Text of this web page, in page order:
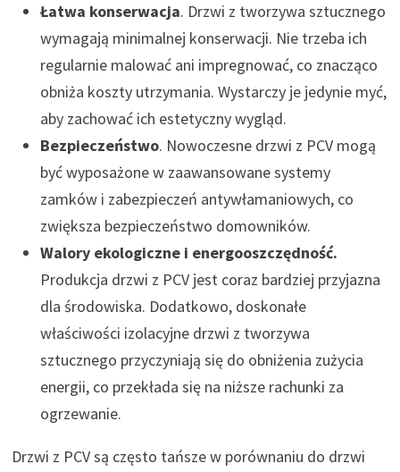
Łatwa konserwacja. Drzwi z tworzywa sztucznego
wymagają minimalnej konserwacji. Nie trzeba ich
regularnie malować ani impregnować, co znacząco
obniża koszty utrzymania. Wystarczy je jedynie myć,
aby zachować ich estetyczny wygląd.
Bezpieczeństwo. Nowoczesne drzwi z PCV mogą
być wyposażone w zaawansowane systemy
zamków i zabezpieczeń antywłamaniowych, co
zwiększa bezpieczeństwo domowników.
Walory ekologiczne i energooszczędność.
Produkcja drzwi z PCV jest coraz bardziej przyjazna
dla środowiska. Dodatkowo, doskonałe
właściwości izolacyjne drzwi z tworzywa
sztucznego przyczyniają się do obniżenia zużycia
energii, co przekłada się na niższe rachunki za
ogrzewanie.
Drzwi z PCV są często tańsze w porównaniu do drzwi